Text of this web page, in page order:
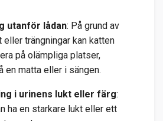
utanför lådan: På grund av
eller trängningar kan katten
på olämpliga platser,
en matta eller i sängen.
i urinens lukt eller färg:
ha en starkare lukt eller ett